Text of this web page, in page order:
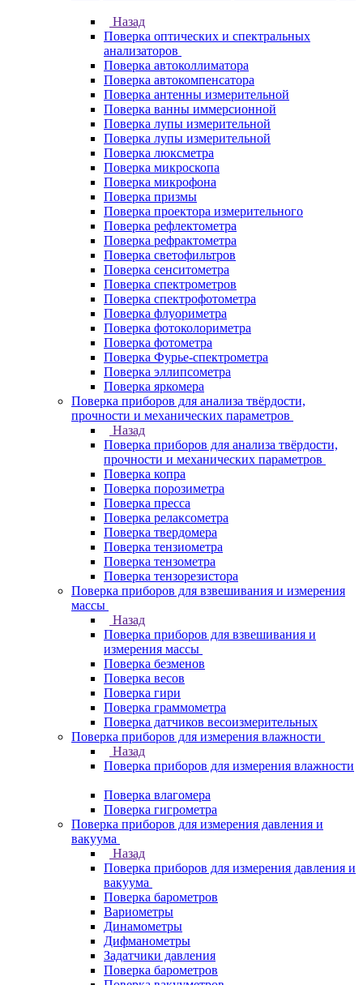
Назад
Поверка оптических и спектральных
анализаторов
Поверка автоколлиматора
Поверка автокомпенсатора
Поверка антенны измерительной
Поверка ванны иммерсионной
Поверка лупы измерительной
Поверка лупы измерительной
Поверка люксметра
Поверка микроскопа
Поверка микрофона
Поверка призмы
Поверка проектора измерительного
Поверка рефлектометра
Поверка рефрактометра
Поверка светофильтров
Поверка сенситометра
Поверка спектрометров
Поверка спектрофотометра
Поверка флуориметра
Поверка фотоколориметра
Поверка фотометра
Поверка Фурье-спектрометра
Поверка эллипсометра
Поверка яркомера
Поверка приборов для анализа твёрдости,
прочности и механических параметров
Назад
Поверка приборов для анализа твёрдости,
прочности и механических параметров
Поверка копра
Поверка порозиметра
Поверка пресса
Поверка релаксометра
Поверка твердомера
Поверка тензиометра
Поверка тензометра
Поверка тензорезистора
Поверка приборов для взвешивания и измерения
массы
Назад
Поверка приборов для взвешивания и
измерения массы
Поверка безменов
Поверка весов
Поверка гири
Поверка граммометра
Поверка датчиков весоизмерительных
Поверка приборов для измерения влажности
Назад
Поверка приборов для измерения влажности
Поверка влагомера
Поверка гигрометра
Поверка приборов для измерения давления и
вакуума
Назад
Поверка приборов для измерения давления и
вакуума
Поверка барометров
Вариометры
Динамометры
Дифманометры
Задатчики давления
Поверка барометров